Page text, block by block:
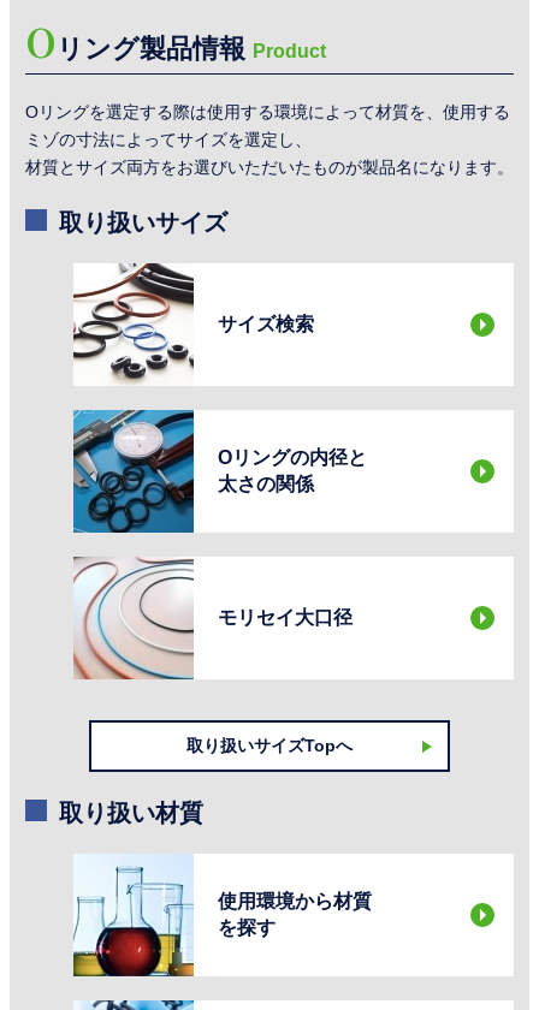
O リング製品情報 Product
Oリングを選定する際は使用する環境によって材質を、使用する
ミゾの寸法によってサイズを選定し、
材質とサイズ両方をお選びいただいたものが製品名になります。
取り扱いサイズ
サイズ検索
Oリングの内径と
太さの関係
モリセイ大口径
取り扱いサイズTopへ
取り扱い材質
使用環境から材質
を探す